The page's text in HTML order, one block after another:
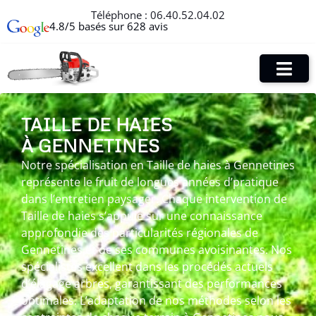
Téléphone : 06.40.52.04.02
4.8/5 basés sur 628 avis
TAILLE DE HAIES
À GENNETINES
Notre spécialisation en Taille de haies à Gennetines
représente le fruit de longues années d’pratique
dans l’entretien paysager. Chaque intervention de
Taille de haies s’appuie sur une connaissance
approfondie des particularités régionales de
Gennetines et de ses communes avoisinantes. Nos
spécialistes excellent dans les procédés actuels
d’élagage arbres, garantissant des performances
optimales. L’adaptation de nos méthodes selon les